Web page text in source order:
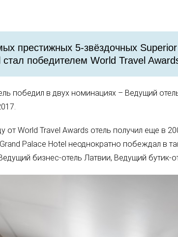
престижных 5-звёздочных
стал победителем World Travel
победил в двух номинациях – Ведущий
от World Travel Awards отель получил еще в
Palace Hotel неоднократно побеждал в
бизнес-отель Латвии, Ведущий бутик-